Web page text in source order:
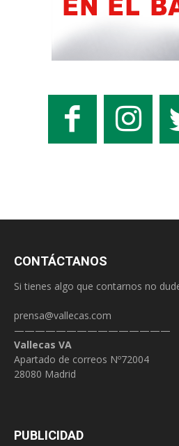
CONTÁCTANOS
Si tienes algo que contarnos no
prensa@vallecas.com
———————————————
Vallecas VA
Apartado de correos Nº72004
28080 Madrid
PUBLICIDAD